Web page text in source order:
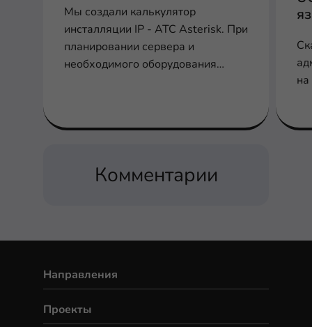
Мы создали калькулятор
инсталляции IP - АТС Asterisk. При
планировании сервера и
необходимого оборудования
Комментарии
Направления
Проекты